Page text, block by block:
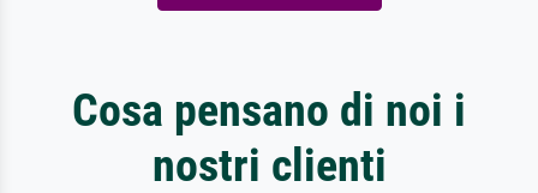
Cosa pensano di noi i
nostri clienti